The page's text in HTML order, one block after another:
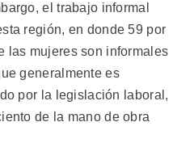
el trabajo informal
región, en donde 59 por
las mujeres son informales
generalmente es
por la legislación laboral,
de la mano de obra